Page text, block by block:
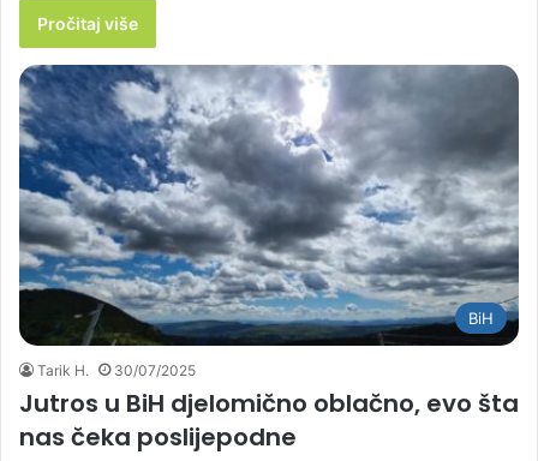
Pročitaj više
BiH
Tarik H. 30/07/2025
Jutros u BiH djelomično oblačno, evo šta
nas čeka poslijepodne